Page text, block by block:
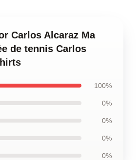
Carlos Alcaraz Ma
de tennis Carlos
100%
0%
0%
0%
0%